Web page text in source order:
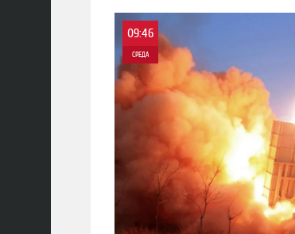
09:46
СРЕДА